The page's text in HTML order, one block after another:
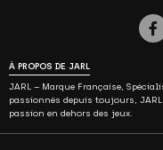
À PROPOS DE JARL
JARL – Marque Française,
passionnés depuis toujours,
passion en dehors des jeux.